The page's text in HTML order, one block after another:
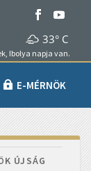
33° C
Ibolya napja van.
E-MÉRNÖK
ÚJSÁG